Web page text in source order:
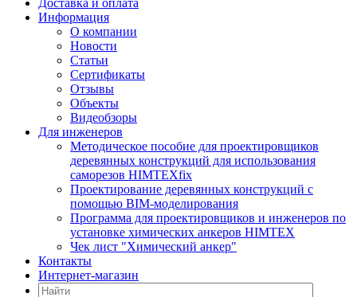
Доставка и оплата
Информация
О компании
Новости
Статьи
Сертификаты
Отзывы
Объекты
Видеобзоры
Для инженеров
Методическое пособие для проектировщиков
деревянных конструкций для использования
саморезов HIMTEXfix
Проектирование деревянных конструкций с
помощью BIM-моделирования
Программа для проектировщиков и инженеров по
установке химических анкеров HIMTEX
Чек лист "Химический анкер"
Контакты
Интернет-магазин